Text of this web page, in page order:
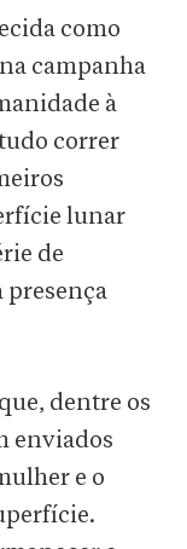
como
campanha
à
correr
lunar
de
presença
dentre os
enviados
e o